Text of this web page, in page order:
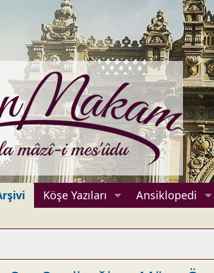
Köşe Yazıları Ansiklopedi